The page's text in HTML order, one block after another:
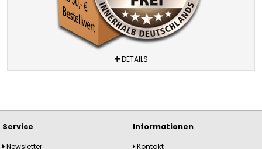
DETAILS
Service
Newsletter
Informationen
Kontakt